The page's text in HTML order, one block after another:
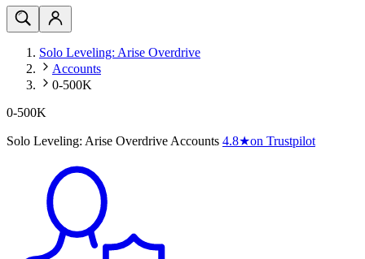
Solo Leveling: Arise Overdrive
Accounts
0-500K
0-500K
Solo Leveling: Arise Overdrive Accounts 4.8★on Trustpilot